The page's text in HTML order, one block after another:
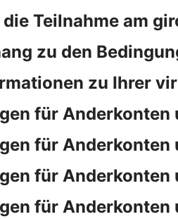
Teilnahme am
zu den
zu Ihrer
für Anderkonten
für
für
für